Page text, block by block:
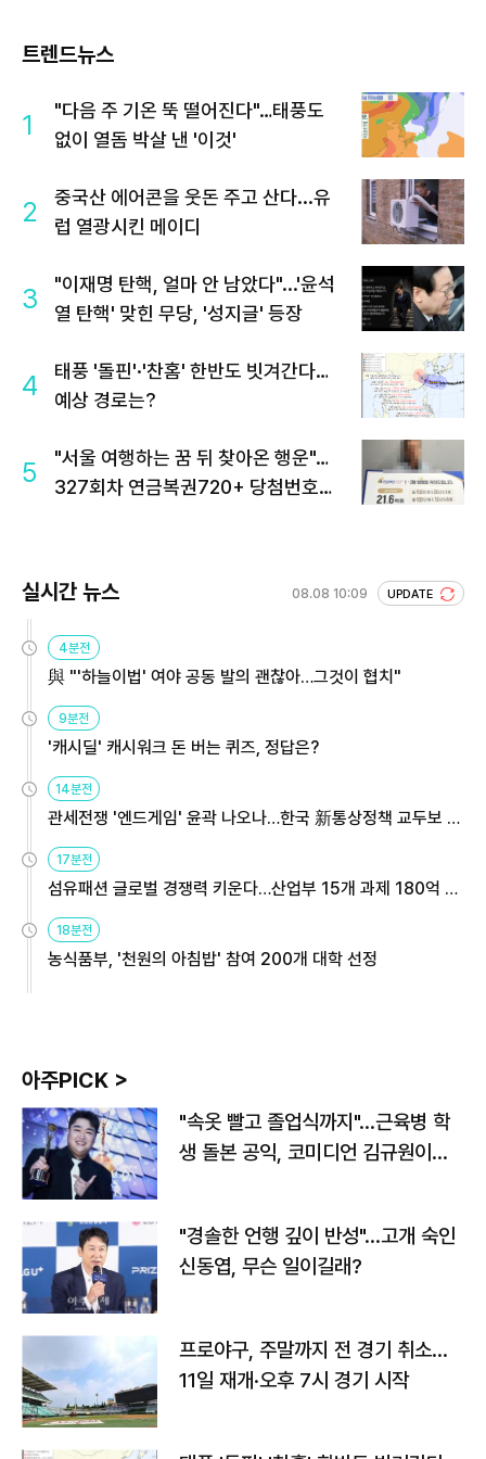
트렌드뉴스
1
"다음 주 기온 뚝 떨어진다"…태풍도
없이 열돔 박살 낸 '이것'
2
중국산 에어콘을 웃돈 주고 산다...유
럽 열광시킨 메이디
3
"이재명 탄핵, 얼마 안 남았다"...'윤석
열 탄핵' 맞힌 무당, '성지글' 등장
4
태풍 '돌핀'·'찬홈' 한반도 빗겨간다…
예상 경로는?
5
"서울 여행하는 꿈 뒤 찾아온 행운"…
327회차 연금복권720+ 당첨번호조
실시간 뉴스 08.08 10:09 UPDATE
4분전
與 "'하늘이법' 여야 공동 발의 괜찮아…그것이 협치"
9분전
'캐시딜' 캐시워크 돈 버는 퀴즈, 정답은?
14분전
관세전쟁 '엔드게임' 윤곽 나오나…한국 新통상정책 교두보 활
용해야
17분전
섬유패션 글로벌 경쟁력 키운다…산업부 15개 과제 180억 지
원
18분전
농식품부, '천원의 아침밥' 참여 200개 대학 선정
아주PICK >
"속옷 빨고 졸업식까지"…근육병 학
생 돌본 공익, 코미디언 김규원이었
"경솔한 언행 깊이 반성"…고개 숙인
신동엽, 무슨 일이길래?
프로야구, 주말까지 전 경기 취소…
11일 재개·오후 7시 경기 시작